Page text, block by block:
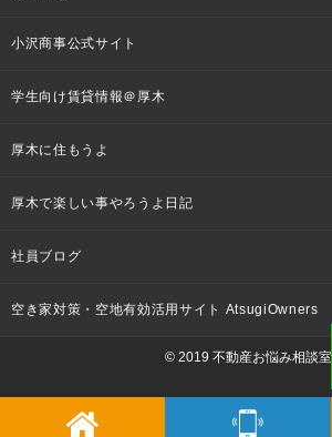
小沢商事公式サイト
学生向け賃貸情報＠厚木
厚木に住もうよ
厚木で楽しい事やろうよ日記
社員ブログ
空き家対策・空地有効活用サイト AtsugiOwners
© 2019 不動産お悩み相談室